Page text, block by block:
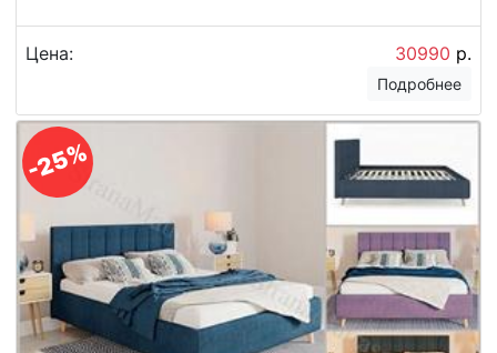
Цена: 30990 р.
Подробнее
-25%